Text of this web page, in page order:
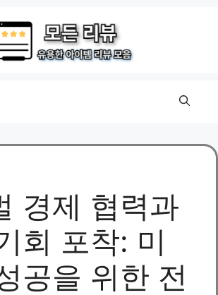
경제 협력과
회 포착: 미
공을 위한 전